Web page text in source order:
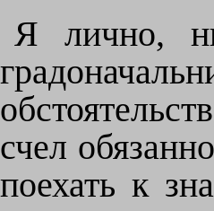
Я лично,
счел
поехать к